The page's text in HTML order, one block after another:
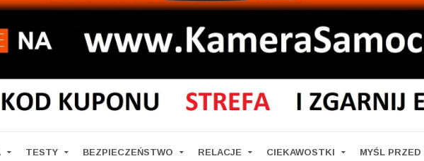
TESTY BEZPIECZEŃSTWO RELACJE CIEKAWOSTKI MYŚL PRZED